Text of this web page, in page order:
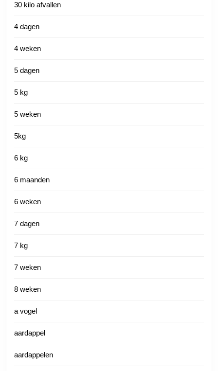
30 kilo afvallen
4 dagen
4 weken
5 dagen
5 kg
5 weken
5kg
6 kg
6 maanden
6 weken
7 dagen
7 kg
7 weken
8 weken
a vogel
aardappel
aardappelen